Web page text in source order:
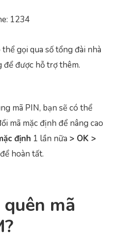
1234
gọi qua số tổng đài nhà
để được hỗ trợ thêm.
mã PIN, bạn sẽ có thể
mã mặc định để nâng cao
định 1 lần nữa > OK >
hoàn tất.
mã